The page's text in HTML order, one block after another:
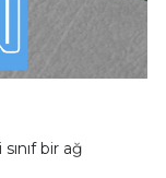
bir ağ